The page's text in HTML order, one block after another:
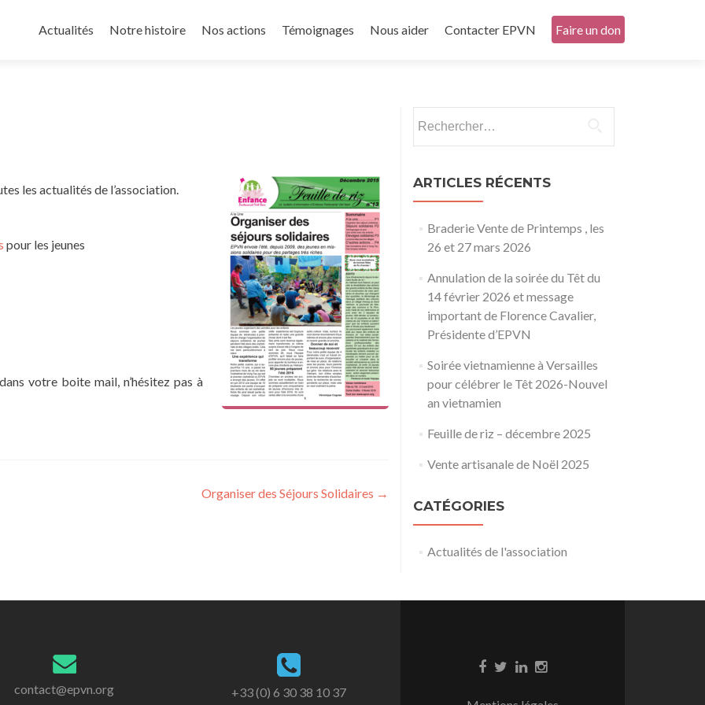
au
Actualités Notre histoire Nos actions Témoignages Nous aider Contacter EPVN Faire un don
les actualités de l’association.
pour les jeunes
votre boite mail, n’hésitez pas à
Organiser des Séjours Solidaires →
ARTICLES RÉCENTS
Braderie Vente de Printemps , les
26 et 27 mars 2026
Annulation de la soirée du Têt du
14 février 2026 et message
important de Florence Cavalier,
Présidente d’EPVN
Soirée vietnamienne à Versailles
pour célébrer le Têt 2026-Nouvel
an vietnamien
Feuille de riz – décembre 2025
Vente artisanale de Noël 2025
CATÉGORIES
Actualités de l'association
contact@epvn.org
+33 (0) 6 30 38 10 37